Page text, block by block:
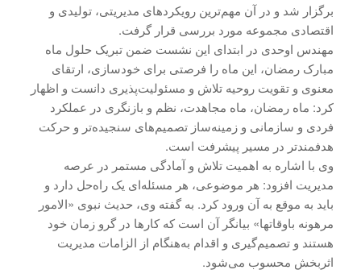
برگزار شد و در آن مهم‌ترین رویکردهای مدیریتی، تولیدی و
اقتصادی مجموعه مورد بررسی قرار گرفت.
مهندس اوحدی در ابتدای این نشست ضمن تبریک حلول ماه
مبارک رمضان، این ماه را فرصتی برای خودسازی، ارتقای
معنوی و تقویت روحیه تلاش و مسئولیت‌پذیری دانست و اظهار
کرد: ماه رمضان، ماه مجاهدت، نظم و بازنگری در عملکرد
فردی و سازمانی و زمینه‌ساز تصمیم‌های سنجیده‌تر و حرکت
هدفمندتر در مسیر پیشرفت است.
وی با اشاره به اهمیت تلاش و آمادگی مستمر در عرصه
مدیریت افزود: هر موضوعی، هر مسئله‌ای یک راه‌حل دارد و
باید به موقع به آن ورود کرد. به گفته وی، حدیث نبوی «الامور
مرهونه باوقاتها» بیانگر آن است که کارها در گرو زمان خود
هستند و تصمیم‌گیری و اقدام به‌هنگام از الزامات مدیریت
اثربخش محسوب می‌شود.